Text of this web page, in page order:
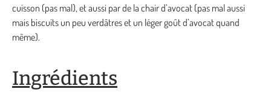
cuisson (pas mal), et aussi par de la chair d’avocat (pas mal aussi
mais biscuits un peu verdâtres et un léger goût d’avocat quand
même).
Ingrédients